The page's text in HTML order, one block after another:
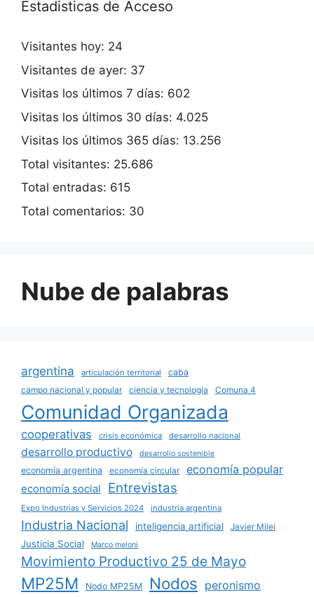
Estadisticas de Acceso
Visitantes hoy: 24
Visitantes de ayer: 37
Visitas los últimos 7 días: 602
Visitas los últimos 30 días: 4.025
Visitas los últimos 365 días: 13.256
Total visitantes: 25.686
Total entradas: 615
Total comentarios: 30
Nube de palabras
argentina articulación territorial
caba
campo nacional y popular
ciencia y tecnología Comuna 4
Comunidad Organizada
cooperativas crisis económica desarrollo nacional
desarrollo productivo desarrollo sostenible
economía argentina economía circular economía popular
economía social Entrevistas
Expo Industrias y Servicios 2024 industria argentina
Industria Nacional inteligencia artificial Javier Milei
Justicia Social Marco meloni
Movimiento Productivo 25 de Mayo
MP25M Nodo MP25M Nodos peronismo